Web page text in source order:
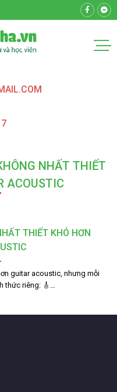
NHẤT THIẾT
ACOUSTIC
THIẾT KHÓ HƠN
guitar acoustic, nhưng mỗi
thức riêng: 🎸…